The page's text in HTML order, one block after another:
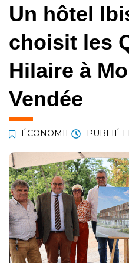
Un hôtel
choisit les
Hilaire à
Vendée
ÉCONOMIE PUBLIÉ